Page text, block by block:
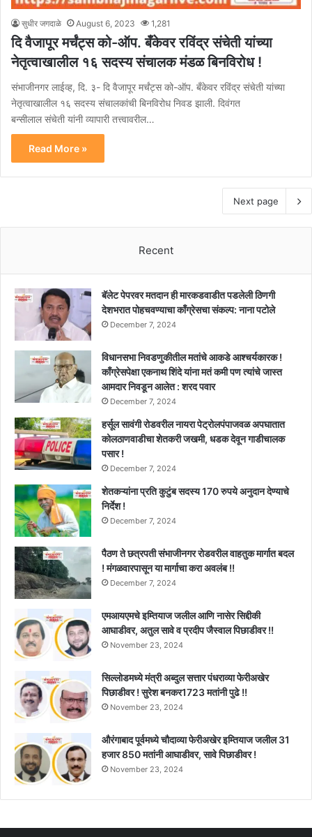
सुधीर जगदाळे August 6, 2023 1,281
दि वैजापूर मर्चंट्स को-ऑप. बँकेवर रविंद्र संचेती यांच्या
नेतृत्वाखालील १६ सदस्य संचालक मंडळ बिनविरोध !
संभाजीनगर लाईव्ह, दि. ३- दि वैजापूर मर्चंट्स को-ऑप. बँकेवर रविंद्र संचेती यांच्या
नेतृत्वाखालील १६ सदस्य संचालकांची बिनविरोध निवड झाली. दिवंगत
बन्सीलाल संचेती यांनी व्यापारी तत्त्वावरील…
Read More »
Next page
Recent
बॅलेट पेपरवर मतदान ही मारकडवाडीत पडलेली ठिणगी
देशभरात पोहचवण्याचा काँग्रेसचा संकल्प: नाना पटोले
December 7, 2024
विधानसभा निवडणुकीतील मतांचे आकडे आश्चर्यकारक !
काँग्रेसपेक्षा एकनाथ शिंदे यांना मतं कमी पण त्यांचे जास्त
आमदार निवडून आलेत : शरद पवार
December 7, 2024
हर्सूल सावंगी रोडवरील नायरा पेट्रोलपंपाजवळ अपघातात
कोलठाणवाडीचा शेतकरी जखमी, धडक देवून गाडीचालक
पसार !
December 7, 2024
शेतकऱ्यांना प्रति कुटुंब सदस्य 170 रुपये अनुदान देण्याचे
निर्देश !
December 7, 2024
पैठण ते छत्रपती संभाजीनगर रोडवरील वाहतुक मार्गात बदल
! मंगळवारपासून या मार्गाचा करा अवलंब !!
December 7, 2024
एमआयएमचे इम्तियाज जलील आणि नासेर सिद्दीकी
आघाडीवर, अतुल सावे व प्रदीप जैस्वाल पिछाडीवर !!
November 23, 2024
सिल्लोडमध्ये मंत्री अब्दुल सत्तार पंधराव्या फेरीअखेर
पिछाडीवर ! सुरेश बनकर1723 मतांनी पुढे !!
November 23, 2024
औरंगाबाद पूर्वमध्ये चौदाव्या फेरीअखेर इम्तियाज जलील 31
हजार 850 मतांनी आघाडीवर, सावे पिछाडीवर !
November 23, 2024